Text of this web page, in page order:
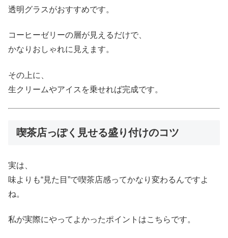
透明グラスがおすすめです。
コーヒーゼリーの層が見えるだけで、
かなりおしゃれに見えます。
その上に、
生クリームやアイスを乗せれば完成です。
喫茶店っぽく見せる盛り付けのコツ
実は、
味よりも“見た目”で喫茶店感ってかなり変わるんですよ
ね。
私が実際にやってよかったポイントはこちらです。